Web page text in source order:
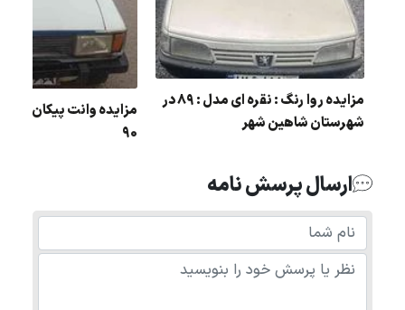
مزایده وانت پیکان
90
مزایده روا رنگ : نقره ای مدل : 89 در
شهرستان شاهین شهر
ارسال پرسش نامه